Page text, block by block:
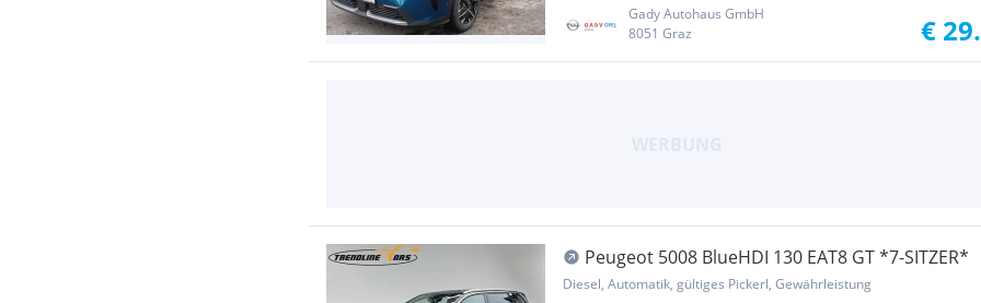
Gady Autohaus GmbH
8051 Graz
€
Peugeot 5008 BlueHDI 130 EAT8 GT *7-SITZER*
Diesel, Automatik, gültiges Pickerl, Gewährleistung